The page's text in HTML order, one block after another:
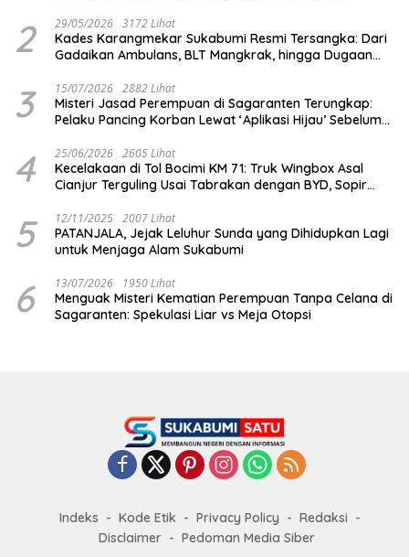
2 29/05/2026 3172 Lihat
Kades Karangmekar Sukabumi Resmi Tersangka: Dari
Gadaikan Ambulans, BLT Mangkrak, hingga Dugaan
3 15/07/2026 2882 Lihat
Misteri Jasad Perempuan di Sagaranten Terungkap:
Pelaku Pancing Korban Lewat ‘Aplikasi Hijau’ Sebelum
4 25/06/2026 2605 Lihat
Kecelakaan di Tol Bocimi KM 71: Truk Wingbox Asal
Cianjur Terguling Usai Tabrakan dengan BYD, Sopir
5 12/11/2025 2007 Lihat
PATANJALA, Jejak Leluhur Sunda yang Dihidupkan Lagi
untuk Menjaga Alam Sukabumi
6 13/07/2026 1950 Lihat
Menguak Misteri Kematian Perempuan Tanpa Celana di
Sagaranten: Spekulasi Liar vs Meja Otopsi
Indeks Kode Etik Privacy Policy
Redaksi
Disclaimer
Pedoman Media Siber